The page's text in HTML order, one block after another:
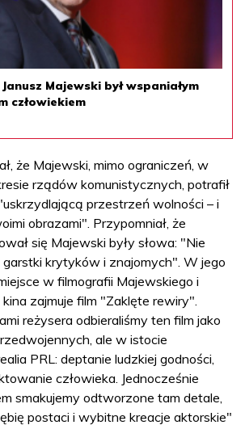
Majewski był wspaniałym
człowiekiem
że Majewski, mimo ograniczeń, w
rządów komunistycznych, potrafił
przestrzeń wolności – i
obrazami". Przypomniał, że
się Majewski były słowa: "Nie
krytyków i znajomych". W jego
w filmografii Majewskiego i
zajmuje film "Zaklęte rewiry".
reżysera odbieraliśmy ten film jako
ale w istocie
PRL: deptanie ludzkiej godności,
człowieka. Jednocześnie
smakujemy odtworzone tam detale,
postaci i wybitne kreacje aktorskie"